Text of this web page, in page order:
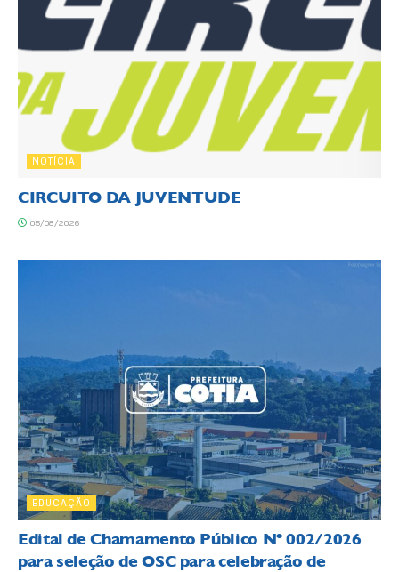
NOTÍCIA
CIRCUITO DA JUVENTUDE
05/08/2026
EDUCAÇÃO
Edital de Chamamento Público Nº 002/2026
para seleção de OSC para celebração de